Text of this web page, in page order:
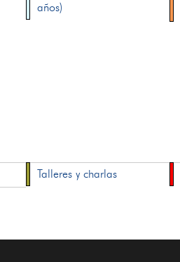
años)
Talleres y charlas